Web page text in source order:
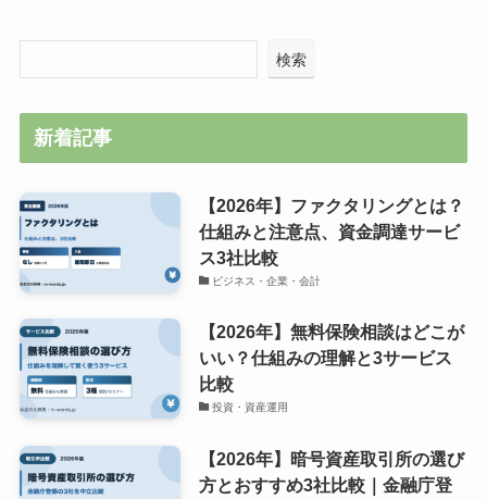
検索
新着記事
【2026年】ファクタリングとは？
仕組みと注意点、資金調達サービ
ス3社比較
ビジネス・企業・会計
【2026年】無料保険相談はどこが
いい？仕組みの理解と3サービス
比較
投資・資産運用
【2026年】暗号資産取引所の選び
方とおすすめ3社比較｜金融庁登